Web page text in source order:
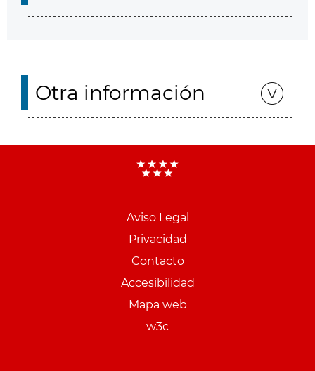
Otra información
Aviso Legal
Privacidad
Contacto
Accesibilidad
Mapa web
w3c